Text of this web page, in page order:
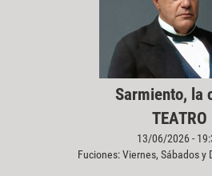
Sarmiento, la
TEATRO
13/06/2026 -
Fuciones: Viernes, Sábados y